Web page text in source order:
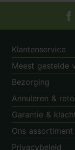
Klantenservice
Meest gestelde
Bezorging
Annuleren &
Garantie &
Ons assortiment
Privacybeleid